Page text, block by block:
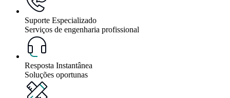
Suporte Especializado
Serviços de engenharia profissional
Resposta Instantânea
Soluções oportunas